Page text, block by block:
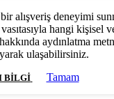
alışveriş deneyimi
hangi kişisel
aydınlatma
ulaşabilirsiniz.
BILGI Tamam